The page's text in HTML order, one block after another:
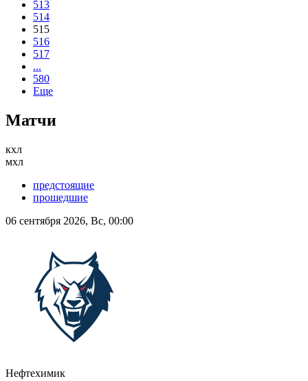
513
514
515
516
517
...
580
Еще
Матчи
кхл
мхл
предстоящие
прошедшие
06 сентября 2026, Вс, 00:00
Нефтехимик